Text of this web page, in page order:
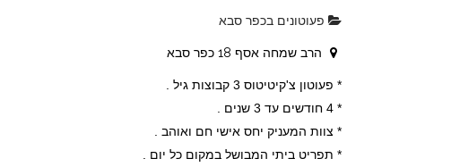
פעוטונים בכפר סבא
הרב שמחה אסף 18 כפר סבא
* פעוטון צ'קיטיטוס 3 קבוצות גיל .
* 4 חודשים עד 3 שנים .
* צוות המעניק יחס אישי חם ואוהב .
* תפריט ביתי המבושל במקום כל יום .